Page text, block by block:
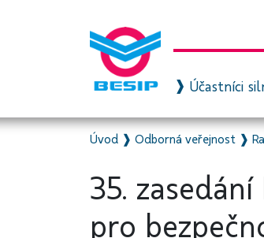
Účastníci
Úvod ❱ Odborná veřejnost ❱
35.
pro